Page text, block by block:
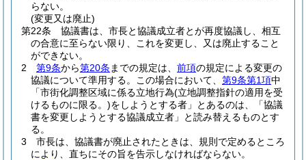
らない。
(変更又は廃止)
第22条
協議書は、市長と協議成立者とが再度協議し、相互
の合意に至らない限り、これを変更し、又は廃止すること
ができない。
2
第9条から第20条 までの規定は、 前項の規定による変更の
協議について準用する。
この場合において、 第9条第1項中
「市街化調整区域に係る立地行為(立地調整指針の適用を受
けるものに限る。)をしようとする者」とあるのは、「協議
書を変更しようとする協議成立者」と読み替えるものとす
る。
3
市長は、協議書が廃止されたときは、規則で定めるところ
により、直ちにその旨を告示しなければならない。